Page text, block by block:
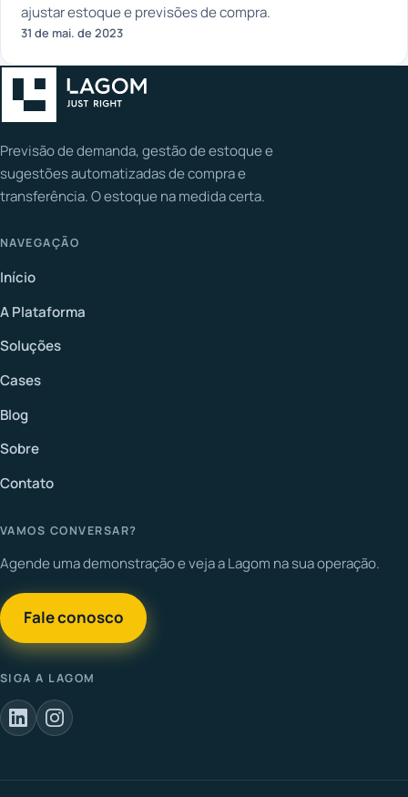
ajustar estoque e previsões de compra.
31 de mai. de 2023
Previsão de demanda, gestão de estoque e
sugestões automatizadas de compra e
transferência. O estoque na medida certa.
NAVEGAÇÃO
Início
A Plataforma
Soluções
Cases
Blog
Sobre
Contato
VAMOS CONVERSAR?
Agende uma demonstração e veja a Lagom na sua operação.
Fale conosco
SIGA A LAGOM